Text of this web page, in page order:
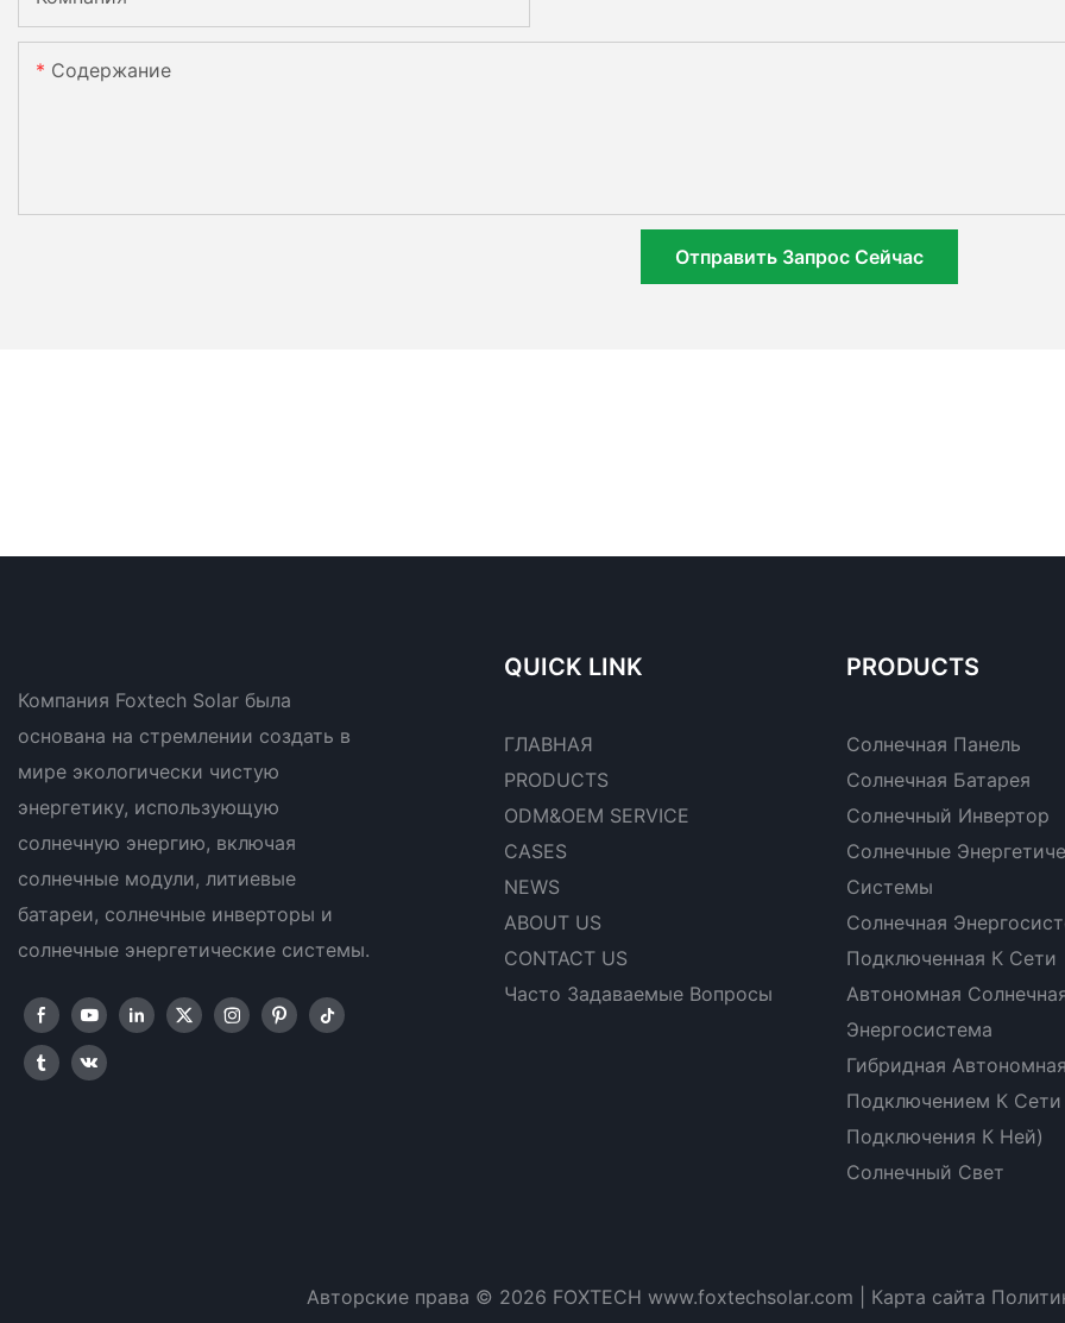
Содержание
Отправить Запрос Сейчас
Компания Foxtech Solar была
основана на стремлении создать в
мире экологически чистую
энергетику, использующую
солнечную энергию, включая
солнечные модули, литиевые
батареи, солнечные инверторы и
солнечные энергетические системы.
QUICK LINK
ГЛАВНАЯ
PRODUCTS
ODM&OEM SERVICE
CASES
NEWS
ABOUT US
CONTACT US
Часто Задаваемые Вопросы
PRODUCTS
Солнечная Панель
Солнечная Батарея
Солнечный Инвертор
Солнечные
Системы
Солнечная
Подключенная К Сети
Автономная
Энергосистема
Гибридная
Подключением К
Подключения К Ней)
Солнечный Свет
Авторские права © 2026 FOXTECH www.foxtechsolar.com Карта сайта